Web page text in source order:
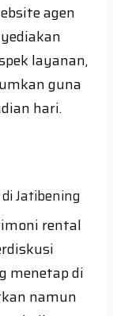
agen
layanan,
guna
hari.
Jatibening
rental
menetap di
namun